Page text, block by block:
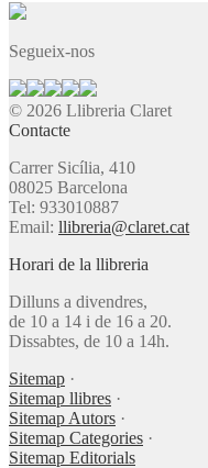
Segueix-nos
© 2026 Llibreria Claret
Contacte
Carrer Sicília, 410
08025 Barcelona
Tel: 933010887
Email: llibreria@claret.cat
Horari de la llibreria
Dilluns a divendres,
de 10 a 14 i de 16 a 20.
Dissabtes, de 10 a 14h.
Sitemap ·
Sitemap llibres ·
Sitemap Autors ·
Sitemap Categories ·
Sitemap Editorials